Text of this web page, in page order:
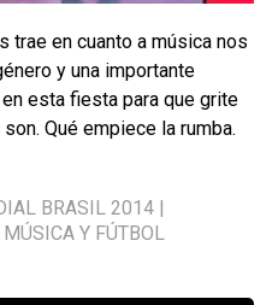
trae en cuanto a música nos
y una importante
esta fiesta para que grite
Qué empiece la rumba.
BRASIL 2014
MÚSICA Y FÚTBOL